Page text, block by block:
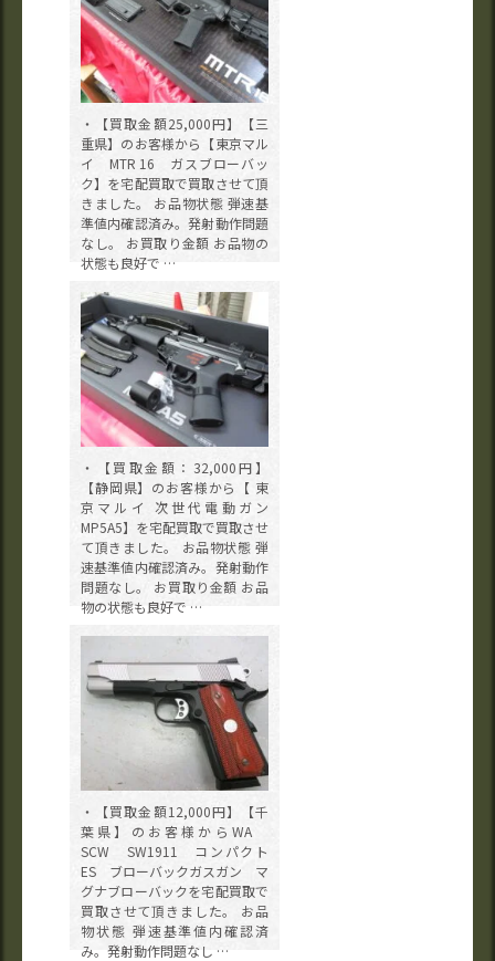
・【買取金額25,000円】【三
重県】のお客様から【東京マル
イ MTR 16 ガスブローバッ
ク】を宅配買取で買取させて頂
きました。 お品物状態 弾速基
準値内確認済み。発射動作問題
なし。 お買取り金額 お品物の
状態も良好で …
・【買取金額：32,000円】
【静岡県】のお客様から【 東
京マルイ 次世代電動ガン
MP5A5】を宅配買取で買取させ
て頂きました。 お品物状態 弾
速基準値内確認済み。発射動作
問題なし。 お買取り金額 お品
物の状態も良好で …
・【買取金額12,000円】【千
葉県】のお客様からWA
SCW SW1911 コンパクト
ES ブローバックガスガン マ
グナブローバックを宅配買取で
買取させて頂きました。 お品
物状態 弾速基準値内確認済
み。発射動作問題なし …